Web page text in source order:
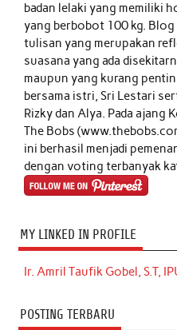
badan lelaki yang memiliki
yang berbobot 100 kg.
tulisan yang merupakan
suasana yang ada
maupun yang kurang
bersama istri, Sri Lestari
Rizky dan Alya. Pada
The Bobs
ini berhasil menjadi
dengan voting terbanyak
MY LINKED IN PROFILE
Ir. Amril Taufik Gobel, S.T,
POSTING TERBARU